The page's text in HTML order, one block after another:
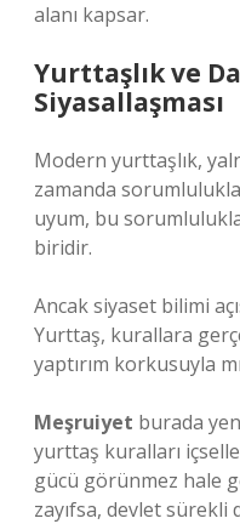
alanı kapsar.
Yurttaşlık ve
Siyasallaşması
Modern yurttaşlık,
zamanda
uyum, bu
biridir.
Ancak siyaset bilimi
Yurttaş, kurallara
yaptırım korkusuyla
Meşruiyet burada
yurttaş kuralları
gücü görünmez hale
zayıfsa, devlet sürekli